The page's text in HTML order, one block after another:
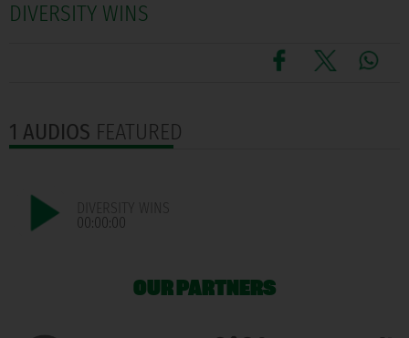
DIVERSITY WINS
1 AUDIOS FEATURED
DIVERSITY WINS
00:00:00
OUR PARTNERS